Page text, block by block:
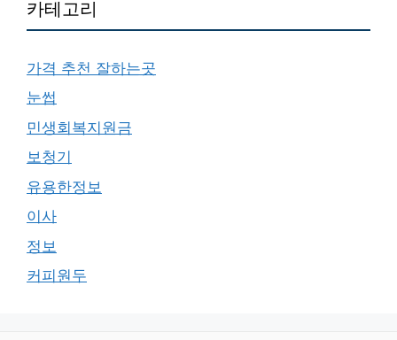
카테고리
가격 추천 잘하는곳
눈썹
민생회복지원금
보청기
유용한정보
이사
정보
커피원두